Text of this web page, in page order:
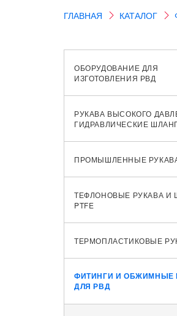
ГЛАВНАЯ КАТАЛОГ
ОБОРУДОВАНИЕ ДЛЯ
ИЗГОТОВЛЕНИЯ РВД
РУКАВА ВЫСОКОГО
ГИДРАВЛИЧЕСКИЕ
ПРОМЫШЛЕННЫЕ
ТЕФЛОНОВЫЕ РУКАВА И
PTFE
ТЕРМОПЛАСТИКОВЫЕ
ФИТИНГИ И ОБЖИМНЫЕ
ДЛЯ РВД